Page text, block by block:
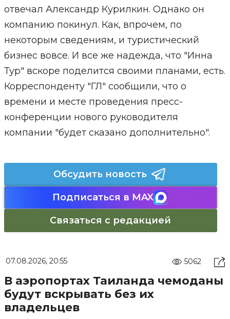
отвечал Александр Курилкин. Однако он
компанию покинул. Как, впрочем, по
некоторым сведениям, и туристический
бизнес вовсе. И все же надежда, что "Инна
Тур" вскоре поделится своими планами, есть.
Корреспонденту "ГЛ" сообщили, что о
времени и месте проведения пресс-
конференции нового руководителя
компании "будет сказано дополнительно".
Обсудить новость
Подписаться в MAX
Связаться с редакцией
07.08.2026, 20:55 5062
В аэропортах Таиланда чемоданы
будут вскрывать без их
владельцев